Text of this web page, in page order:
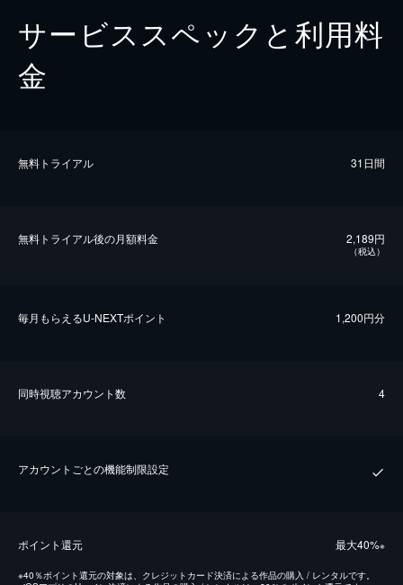
サービススペックと利用料
金
無料トライアル 31日間
無料トライアル後の⽉額料金 2,189円
（税込）
毎⽉もらえるU-NEXTポイント 1,200円分
同時視聴アカウント数 4
アカウントごとの機能制限設定
ポイント還元 最⼤40%※
※40％ポイント還元の対象は、クレジットカード決済による作品の購入 / レンタルです。